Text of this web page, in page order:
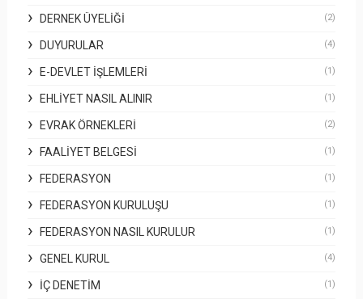
DERNEK ÜYELIĞI (2)
DUYURULAR (4)
E-DEVLET İŞLEMLERI (1)
EHLIYET NASIL ALINIR (1)
EVRAK ÖRNEKLERI (2)
FAALIYET BELGESI (1)
FEDERASYON (1)
FEDERASYON KURULUŞU (1)
FEDERASYON NASIL KURULUR (1)
GENEL KURUL (4)
İÇ DENETIM (1)